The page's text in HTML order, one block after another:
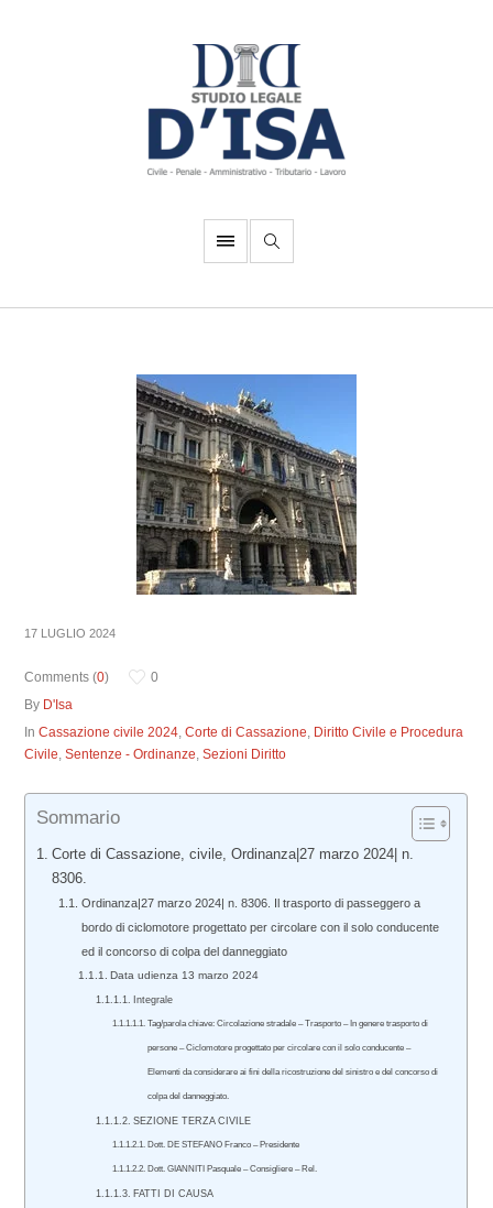
17 LUGLIO 2024
Comments (0)
0
By D'Isa
InCassazione civile 2024,Corte di Cassazione, Diritto Civile e Procedura
Civile,Sentenze - Ordinanze,Sezioni Diritto
Sommario
Corte di Cassazione, civile, Ordinanza|27 marzo 2024| n.
8306.
Ordinanza|27 marzo 2024| n. 8306. Il trasporto di passeggero a
bordo di ciclomotore progettato per circolare con il solo conducente
ed il concorso di colpa del danneggiato
Data udienza 13 marzo 2024
Integrale
Tag/parola chiave: Circolazione stradale – Trasporto – In genere trasporto di
persone – Ciclomotore progettato per circolare con il solo conducente –
Elementi da considerare ai fini della ricostruzione del sinistro e del concorso di
colpa del danneggiato.
SEZIONE TERZA CIVILE
Dott. DE STEFANO Franco – Presidente
Dott. GIANNITI Pasquale – Consigliere – Rel.
FATTI DI CAUSA